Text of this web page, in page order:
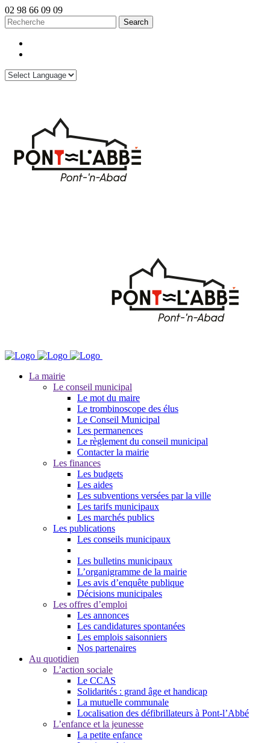
02 98 66 09 09
La mairie
Le conseil municipal
Le mot du maire
Le trombinoscope des élus
Le Conseil Municipal
Les permanences
Le règlement du conseil municipal
Contacter la mairie
Les finances
Les budgets
Les aides
Les subventions versées par la ville
Les tarifs municipaux
Les marchés publics
Les publications
Les conseils municipaux
Les bulletins municipaux
L’organigramme de la mairie
Les avis d’enquête publique
Décisions municipales
Les offres d’emploi
Les annonces
Les candidatures spontanées
Les emplois saisonniers
Nos partenaires
Au quotidien
L’action sociale
Le CCAS
Solidarités : grand âge et handicap
La mutuelle communale
Localisation des défibrillateurs à Pont-l’Abbé
L’enfance et la jeunesse
La petite enfance